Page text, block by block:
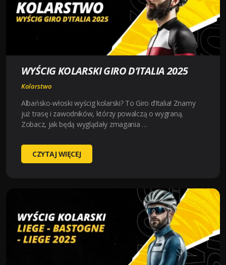
WYŚCIG KOLARSKI GIRO D’ITALIA 2025
Kolarstwo
Albańsko-włoski wyścig kolarski? To Giro d’Italia! Znamy
już trasę i zawodników, którzy powalczą o wygraną.
Zobacz, jak będą wyglądały zmagania …
WYŚCIG
KOLARSKI
CZYTAJ WIĘCEJ